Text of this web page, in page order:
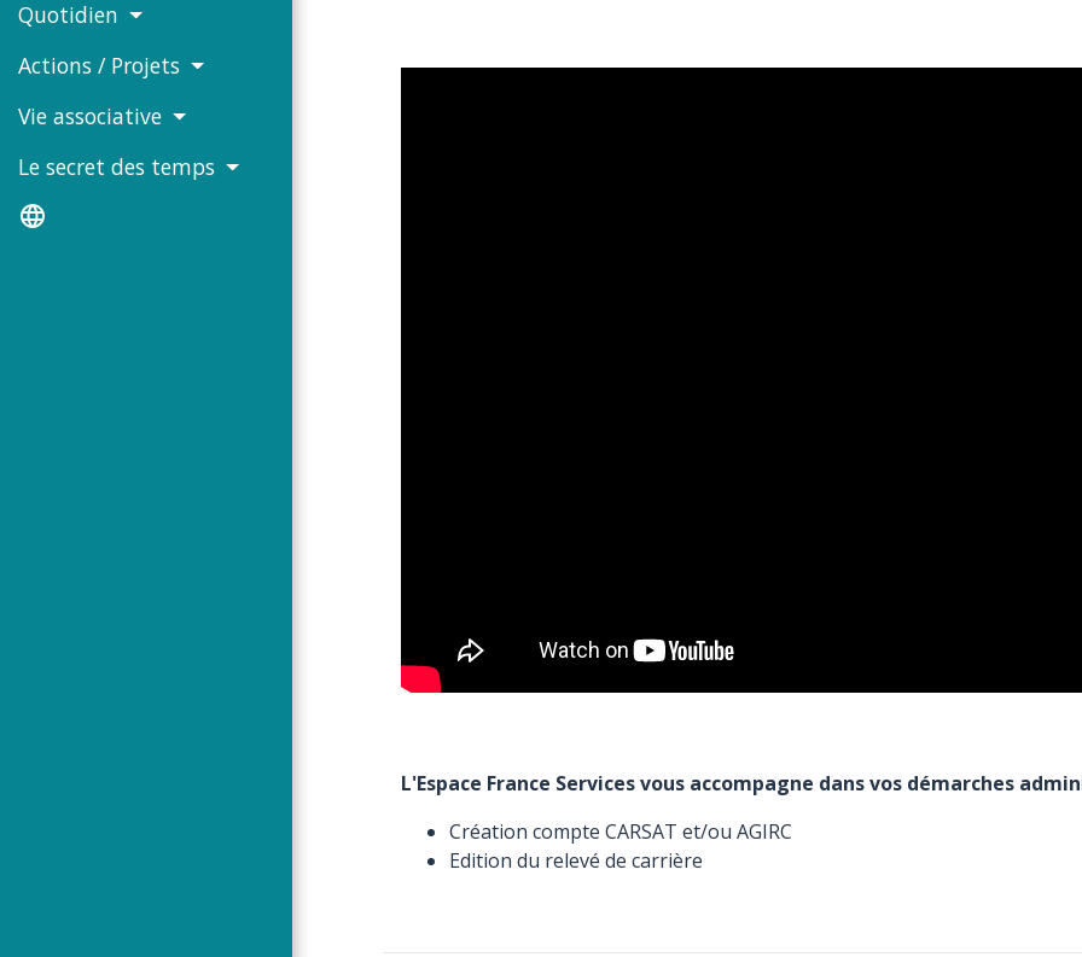
Quotidien
Actions / Projets
Vie associative
Le secret des temps
language
L'Espace France Services vous accompagne dans vos démarches
Création compte CARSAT et/ou AGIRC
Edition du relevé de carrière